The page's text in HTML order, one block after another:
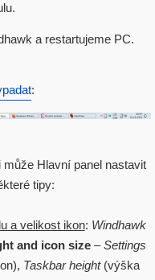
a restartujeme PC.
:
Hlavní panel nastavit
tipy:
a velikost ikon: Windhawk
and icon size–Settings
Taskbar height(výška